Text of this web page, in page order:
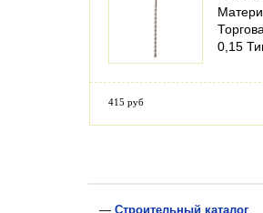
0,15
415 руб
— Строительный каталог